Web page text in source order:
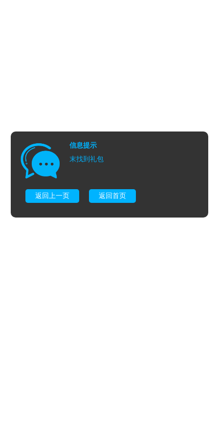
信息提示
末找到礼包
返回上一页 返回首页